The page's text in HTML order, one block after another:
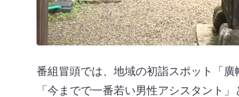
番組冒頭では、地域の初詣スポット「
「今までで一番若い男性アシスタント